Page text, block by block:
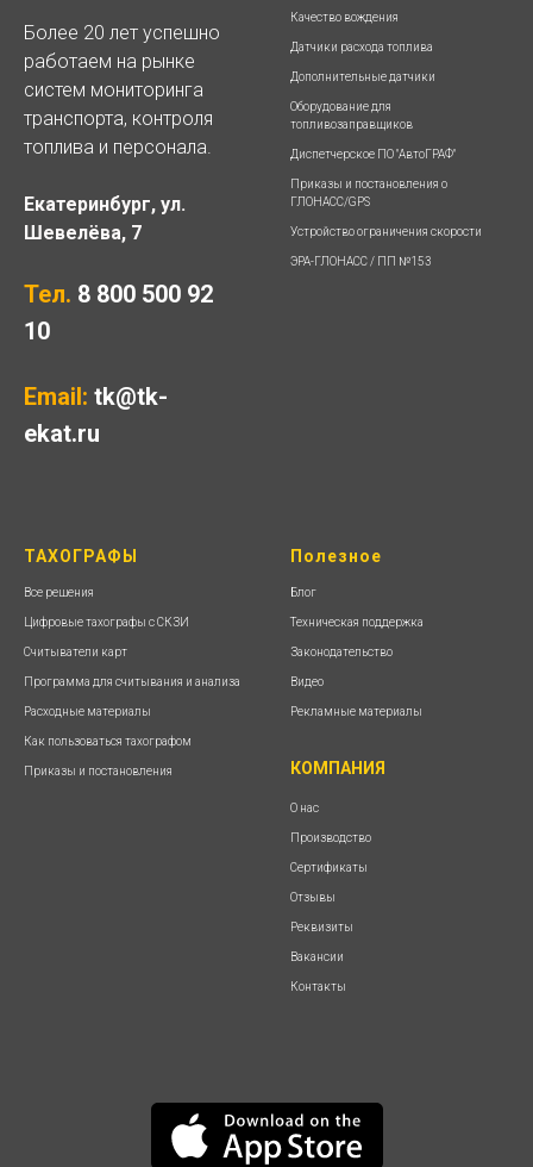
Более 20 лет успешно
работаем на рынке
систем мониторинга
транспорта, контроля
топлива и персонала.
Екатеринбург, ул.
Шевелёва, 7
Тел. 8 800 500 92
10
Email: tk@tk-
ekat.ru
Качество вождения
Датчики расхода топлива
Дополнительные датчики
Оборудование для
топливозаправщиков
Диспетчерское ПО "АвтоГРАФ"
Приказы и постановления о
ГЛОНАСС/GPS
Устройство ограничения скорости
ЭРА-ГЛОНАСС / ПП №153
ТАХОГРАФЫ
Все решения
Цифровые тахографы с СКЗИ
Считыватели карт
Программа для считывания и анализа
Расходные материалы
Как пользоваться тахографом
Приказы и постановления
Полезное
Блог
Техническая поддержка
Законодательство
Видео
Рекламные материалы
КОМПАНИЯ
О нас
Производство
Сертификаты
Отзывы
Реквизиты
Вакансии
Контакты